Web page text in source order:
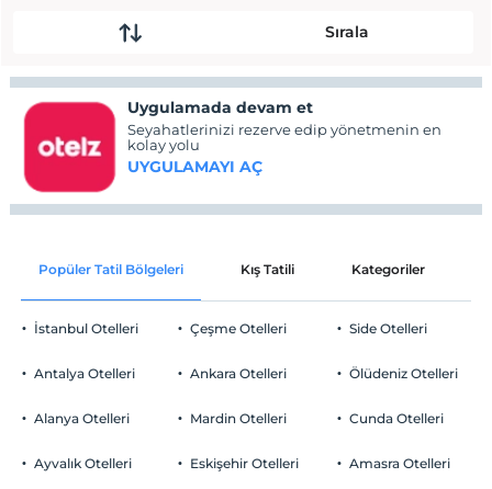
Sırala
Uygulamada devam et
Seyahatlerinizi rezerve edip yönetmenin en
kolay yolu
UYGULAMAYI AÇ
Popüler Tatil Bölgeleri Kış Tatili Kategoriler
İstanbul Otelleri
Antalya Otelleri
Alanya Otelleri
Ayvalık Otelleri
Çeşme Otelleri
Ankara Otelleri
Mardin Otelleri
Eskişehir Otelleri
Side Otelleri
Ölüdeniz Otelleri
Cunda Otelleri
Amasra Otelleri